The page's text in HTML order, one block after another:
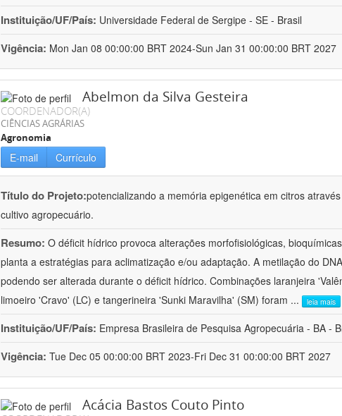
Instituição/UF/País: Universidade Federal de Sergipe - SE - Brasil
Vigência: Mon Jan 08 00:00:00 BRT 2024-Sun Jan 31 00:00:00 BRT 2027
Abelmon da Silva Gesteira
COORDENADOR(A)
CIÊNCIAS AGRÁRIAS
Agronomia
E-mail Currículo
Título do Projeto:potencializando a memória epigenética em citros
cultivo agropecuário.
Resumo: O déficit hídrico provoca alterações morfofisiológicas,
planta a estratégias para aclimatização e/ou adaptação. A metilação do
podendo ser alterada durante o déficit hídrico. Combinações laranjeira
limoeiro 'Cravo' (LC) e tangerineira 'Sunki Maravilha' (SM) foram ... leia mais
Instituição/UF/País: Empresa Brasileira de Pesquisa Agropecuária - BA -
Vigência: Tue Dec 05 00:00:00 BRT 2023-Fri Dec 31 00:00:00 BRT 2027
Acácia Bastos Couto Pinto